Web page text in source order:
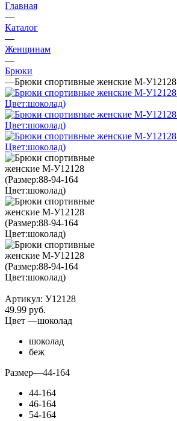
Главная
—
Каталог
—
Женщинам
—
Брюки
—Брюки спортивные женские М-У12128
Артикул: У12128
49.99 руб.
Цвет —шоколад
шоколад
беж
Размер—44-164
44-164
46-164
54-164